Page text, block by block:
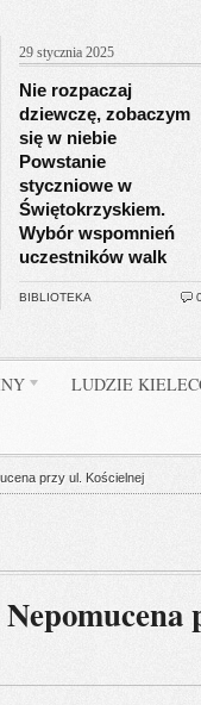
29 stycznia 2025
Nie rozpaczaj
dziewczę, zobaczym
się w niebie
Powstanie
styczniowe w
Świętokrzyskiem.
Wybór wspomnień
uczestników walk
BIBLIOTEKA
LUDZIE
przy ul. Kościelnej